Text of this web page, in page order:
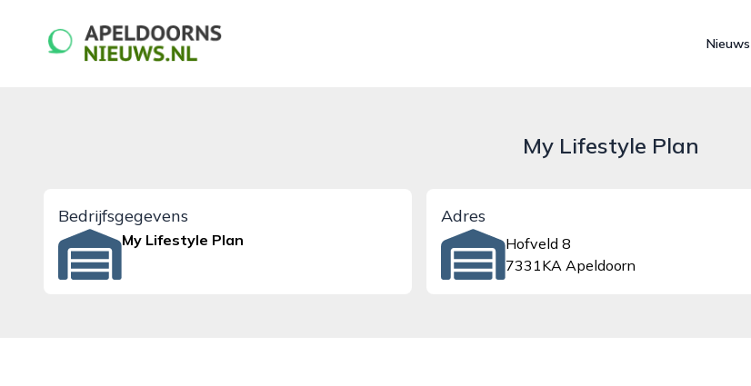
apeldoornsnieuws.nl
Nieuws
My Lifestyle Plan
Bedrijfsgegevens
My Lifestyle Plan
Adres
Hofveld 8
7331KA Apeldoorn